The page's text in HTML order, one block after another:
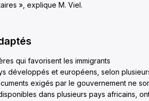
», explique M. Viel.
qui favorisent les immigrants
développés et européens, selon
exigés par le gouvernement ne
dans plusieurs pays africains,